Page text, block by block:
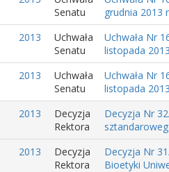
Senatu
grudnia 2013
2013
Uchwała
Senatu
Uchwała Nr
listopada
2013
Uchwała
Senatu
Uchwała Nr
listopada
2013
Decyzja
Rektora
Decyzja Nr
2013
Decyzja
Rektora
Decyzja Nr
Bioetyki